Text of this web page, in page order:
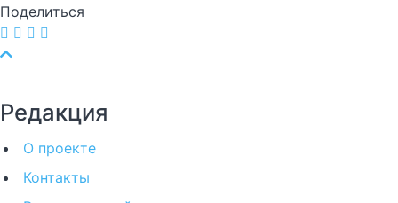
Поделиться
Редакция
О проекте
Контакты